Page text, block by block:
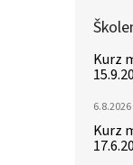
Kurz
6.8.2026
Kurz